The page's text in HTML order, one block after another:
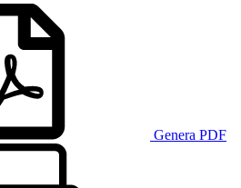
Genera PDF